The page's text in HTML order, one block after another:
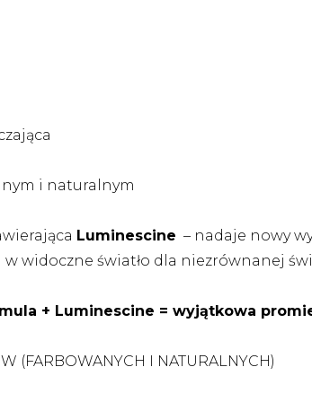
i naturalnym
Luminescine – nadaje nowy
widoczne światło dla niezrównanej
+ Luminescine = wyjątkowa
(FARBOWANYCH I NATURALNYCH)